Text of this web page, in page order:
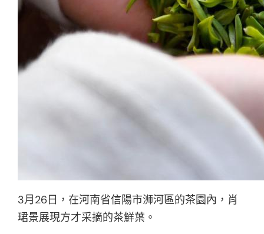
3月26日，在河南省信陽市浉河區的茶園內，肖
珺景展現方才采摘的茶鮮葉。